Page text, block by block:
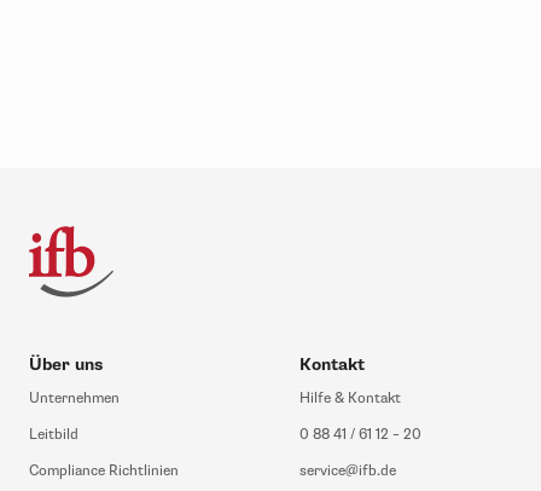
Über uns
Unternehmen
Leitbild
Compliance Richtlinien
Kontakt
Hilfe & Kontakt
0 88 41 / 61 12 – 20
service@ifb.de